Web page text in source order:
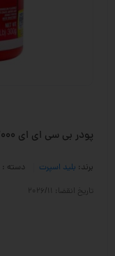
پودر بی سی ای ای 7000 بلید اسپورت 300 گرم
برند: بلید اسپرت دسته :
تاریخ انقضا: 2026/11